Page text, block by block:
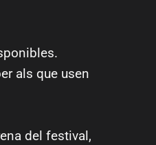
als que usen
del festival,